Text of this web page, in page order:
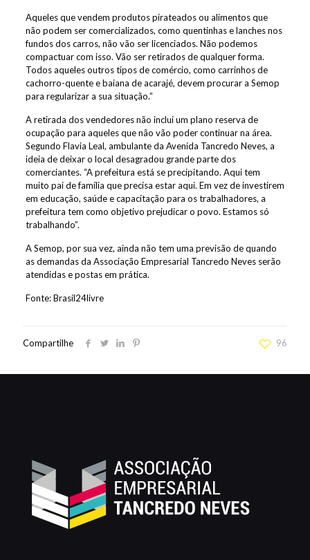
Aqueles que vendem produtos pirateados ou alimentos que
não podem ser comercializados, como quentinhas e lanches nos
fundos dos carros, não vão ser licenciados. Não podemos
compactuar com isso. Vão ser retirados de qualquer forma.
Todos aqueles outros tipos de comércio, como carrinhos de
cachorro-quente e baiana de acarajé, devem procurar a Semop
para regularizar a sua situação.”
A retirada dos vendedores não inclui um plano reserva de
ocupação para aqueles que não vão poder continuar na área.
Segundo Flavia Leal, ambulante da Avenida Tancredo Neves, a
ideia de deixar o local desagradou grande parte dos
comerciantes. “A prefeitura está se precipitando. Aqui tem
muito pai de família que precisa estar aqui. Em vez de investirem
em educação, saúde e capacitação para os trabalhadores, a
prefeitura tem como objetivo prejudicar o povo. Estamos só
trabalhando”.
A Semop, por sua vez, ainda não tem uma previsão de quando
as demandas da Associação Empresarial Tancredo Neves serão
atendidas e postas em prática.
Fonte: Brasil24livre
Compartilhe 96